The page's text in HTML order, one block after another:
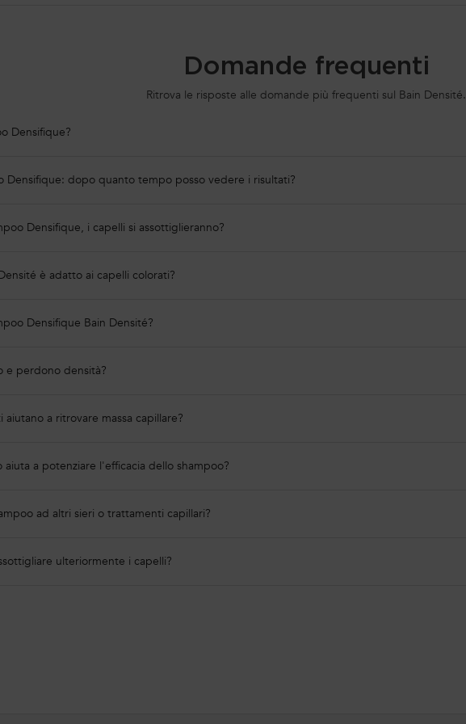
Domande frequenti
Ritrova le risposte alle domande più frequenti sul Bain Densité.
Densifique?
Densifique: dopo quanto tempo posso vedere i risultati?
Densifique, i capelli si assottiglieranno?
è adatto ai capelli colorati?
Densifique Bain Densité?
e perdono densità?
a ritrovare massa capillare?
a potenziare l'efficacia dello shampoo?
ad altri sieri o trattamenti capillari?
ulteriormente i capelli?